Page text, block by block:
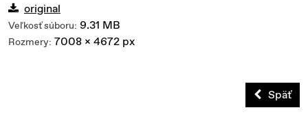
original
Veľkosť súboru: 9.31 MB
Rozmery: 7008 x 4672 px
Späť